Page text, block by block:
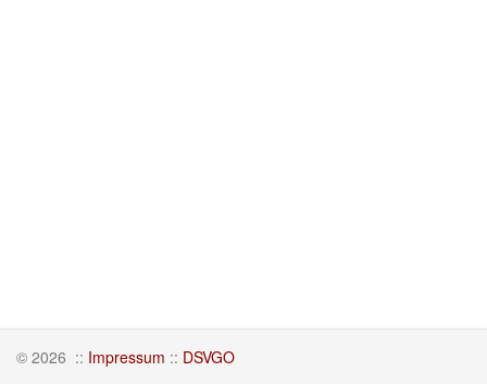
© 2026 :: Impressum :: DSVGO